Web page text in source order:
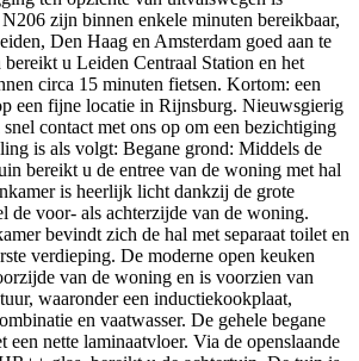
zijn binnen enkele minuten bereikbaar,
Den Haag en Amsterdam goed aan te
u Leiden Centraal Station en het
circa 15 minuten fietsen. Kortom: een
een fijne locatie in Rijnsburg. Nieuwsgierig
contact met ons op om een bezichtiging
is als volgt: Begane grond: Middels de
bereikt u de entree van de woning met hal
is heerlijk licht dankzij de grote
de voor- als achterzijde van de woning.
bevindt zich de hal met separaat toilet en
verdieping. De moderne open keuken
van de woning en is voorzien van
waaronder een inductiekookplaat,
en vaatwasser. De gehele begane
een nette laminaatvloer. Via de openslaande